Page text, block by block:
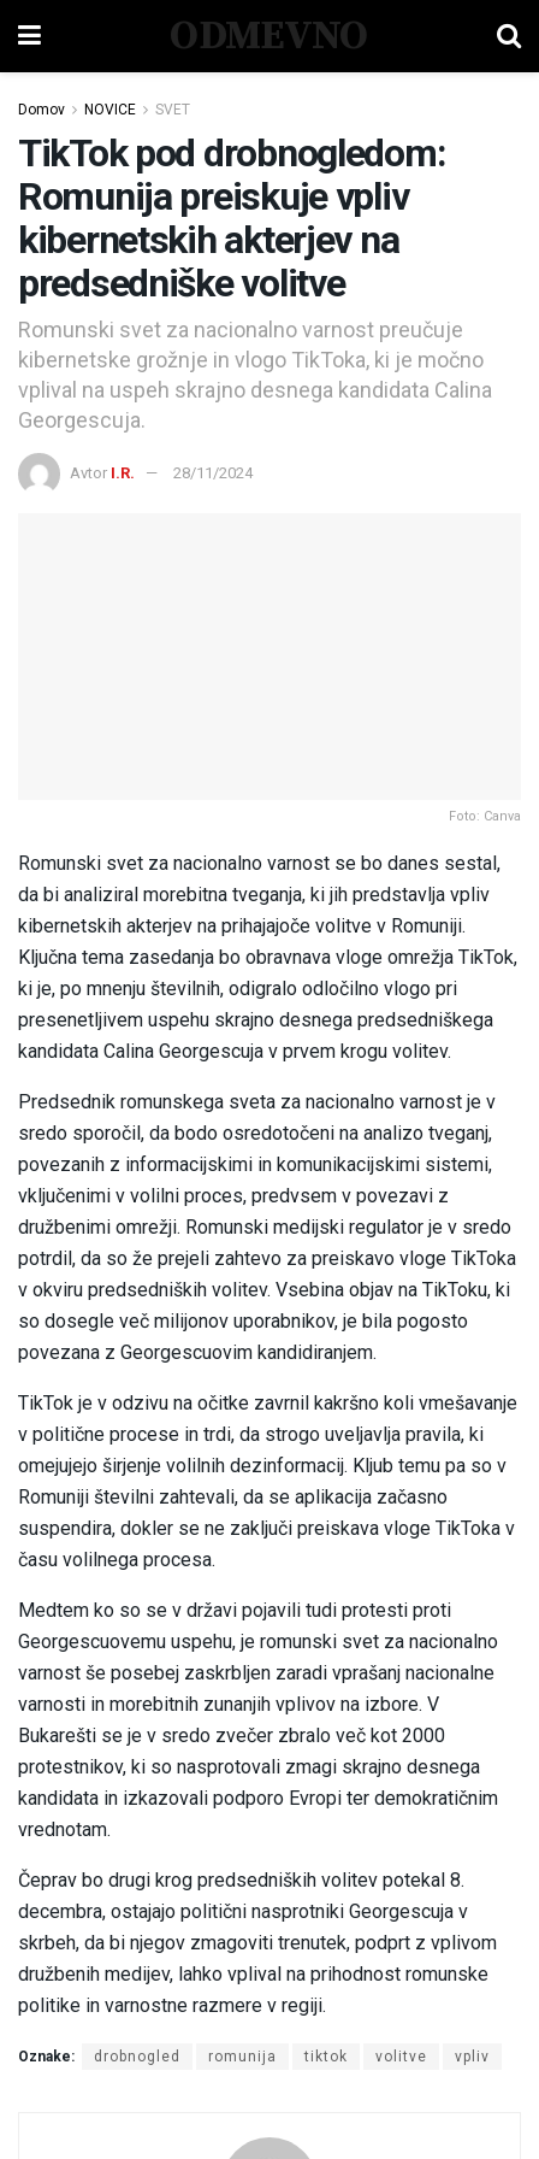
ODMEVNO
Domov NOVICE SVET
TikTok pod drobnogledom:
Romunija preiskuje vpliv
kibernetskih akterjev na
predsedniške volitve
Romunski svet za nacionalno varnost preučuje
kibernetske grožnje in vlogo TikToka, ki je močno
vplival na uspeh skrajno desnega kandidata Calina
Georgescuja.
Avtor I.R. 28/11/2024
Foto: Canva
Romunski svet za nacionalno varnost se bo danes sestal,
da bi analiziral morebitna tveganja, ki jih predstavlja vpliv
kibernetskih akterjev na prihajajoče volitve v Romuniji.
Ključna tema zasedanja bo obravnava vloge omrežja TikTok,
ki je, po mnenju številnih, odigralo odločilno vlogo pri
presenetljivem uspehu skrajno desnega predsedniškega
kandidata Calina Georgescuja v prvem krogu volitev.
Predsednik romunskega sveta za nacionalno varnost je v
sredo sporočil, da bodo osredotočeni na analizo tveganj,
povezanih z informacijskimi in komunikacijskimi sistemi,
vključenimi v volilni proces, predvsem v povezavi z
družbenimi omrežji. Romunski medijski regulator je v sredo
potrdil, da so že prejeli zahtevo za preiskavo vloge TikToka
v okviru predsedniških volitev. Vsebina objav na TikToku, ki
so dosegle več milijonov uporabnikov, je bila pogosto
povezana z Georgescuovim kandidiranjem.
TikTok je v odzivu na očitke zavrnil kakršno koli vmešavanje
v politične procese in trdi, da strogo uveljavlja pravila, ki
omejujejo širjenje volilnih dezinformacij. Kljub temu pa so v
Romuniji številni zahtevali, da se aplikacija začasno
suspendira, dokler se ne zaključi preiskava vloge TikToka v
času volilnega procesa.
Medtem ko so se v državi pojavili tudi protesti proti
Georgescuovemu uspehu, je romunski svet za nacionalno
varnost še posebej zaskrbljen zaradi vprašanj nacionalne
varnosti in morebitnih zunanjih vplivov na izbore. V
Bukarešti se je v sredo zvečer zbralo več kot 2000
protestnikov, ki so nasprotovali zmagi skrajno desnega
kandidata in izkazovali podporo Evropi ter demokratičnim
vrednotam.
Čeprav bo drugi krog predsedniških volitev potekal 8.
decembra, ostajajo politični nasprotniki Georgescuja v
skrbeh, da bi njegov zmagoviti trenutek, podprt z vplivom
družbenih medijev, lahko vplival na prihodnost romunske
politike in varnostne razmere v regiji.
Oznake: drobnogled romunija tiktok volitve vpliv